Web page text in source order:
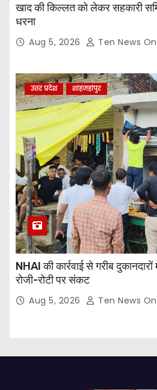
खाद की किल्लत को लेकर सहकारी
धरना
Aug 5, 2026 Ten News
उत्तर प्रदेश शाहजहांपुर
NHAI की कार्रवाई से गरीब
रोजी-रोटी पर संकट
Aug 5, 2026 Ten News